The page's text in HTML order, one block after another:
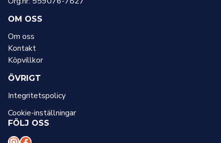
OM OSS
Om oss
Kontakt
Köpvillkor
ÖVRIGT
Integritetspolicy
Cookie-inställningar
FÖLJ OSS